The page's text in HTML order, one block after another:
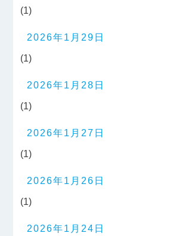
(1)
2026年1月29日
(1)
2026年1月28日
(1)
2026年1月27日
(1)
2026年1月26日
(1)
2026年1月24日